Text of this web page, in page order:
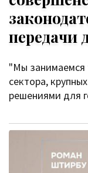
передачи
"Мы занимаемся
сектора,
решениями для